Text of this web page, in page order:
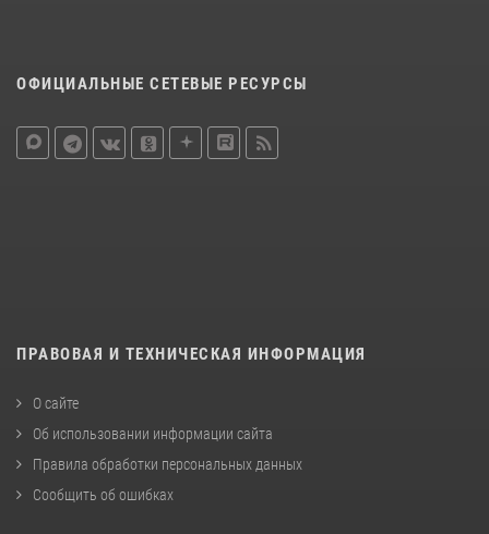
ОФИЦИАЛЬНЫЕ СЕТЕВЫЕ РЕСУРСЫ
ПРАВОВАЯ И ТЕХНИЧЕСКАЯ ИНФОРМАЦИЯ
О сайте
Об использовании информации сайта
Правила обработки персональных данных
Сообщить об ошибках